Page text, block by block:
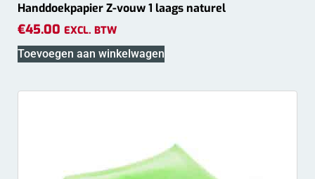
Handdoekpapier Z-vouw 1 laags naturel
€45.00 EXCL. BTW
Toevoegen aan winkelwagen